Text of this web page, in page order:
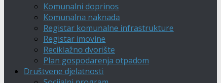
Komunalni doprinos
Komunalna naknada
Registar komunalne infrastrukture
Registar imovine
Reciklažno dvorište
Plan gospodarenja otpadom
Društvene djelatnosti